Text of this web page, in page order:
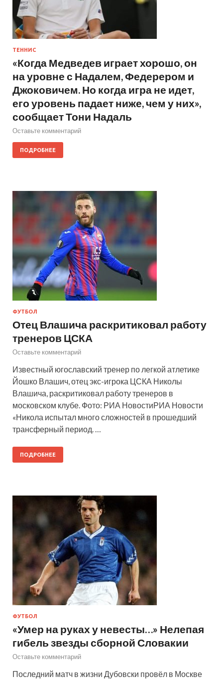
ТЕННИС
«Когда Медведев играет хорошо, он
на уровне с Надалем, Федерером и
Джоковичем. Но когда игра не идет,
его уровень падает ниже, чем у них»,
сообщает Тони Надаль
Оставьте комментарий
ПОДРОБНЕЕ
ФУТБОЛ
Отец Влашича раскритиковал работу
тренеров ЦСКА
Оставьте комментарий
Известный югославский тренер по легкой атлетике
Йошко Влашич, отец экс-игрока ЦСКА Николы
Влашича, раскритиковал работу тренеров в
московском клубе. Фото: РИА НовостиРИА Новости
«Никола испытал много сложностей в прошедший
трансферный период. …
ПОДРОБНЕЕ
ФУТБОЛ
«Умер на руках у невесты…» Нелепая
гибель звезды сборной Словакии
Оставьте комментарий
Последний матч в жизни Дубовски провёл в Москве